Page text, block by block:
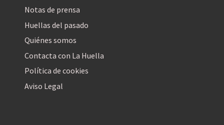
Notas de prensa
Huellas del pasado
Quiénes somos
Contacta con La Huella
Política de cookies
Aviso Legal